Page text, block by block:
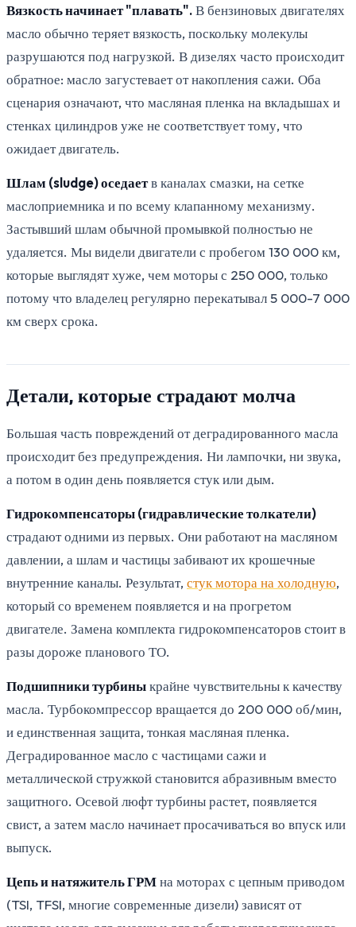
Вязкость начинает "плавать".В бензиновых двигателях
масло обычно теряет вязкость, поскольку молекулы
разрушаются под нагрузкой. В дизелях часто происходит
обратное: масло загустевает от накопления сажи. Оба
сценария означают, что масляная пленка на вкладышах и
стенках цилиндров уже не соответствует тому, что
ожидает двигатель.
Шлам (sludge) оседаетв каналах смазки, на сетке
маслоприемника и по всему клапанному механизму.
Застывший шлам обычной промывкой полностью не
удаляется. Мы видели двигатели с пробегом 130 000 км,
которые выглядят хуже, чем моторы с 250 000, только
потому что владелец регулярно перекатывал 5 000-7 000
км сверх срока.
Детали, которые страдают молча
Большая часть повреждений от деградированного масла
происходит без предупреждения. Ни лампочки, ни звука,
а потом в один день появляется стук или дым.
Гидрокомпенсаторы (гидравлические толкатели)
страдают одними из первых. Они работают на масляном
давлении, а шлам и частицы забивают их крошечные
внутренние каналы. Результат, стук мотора на холодную,
который со временем появляется и на прогретом
двигателе. Замена комплекта гидрокомпенсаторов стоит в
разы дороже планового ТО.
Подшипники турбиныкрайне чувствительны к качеству
масла. Турбокомпрессор вращается до 200 000 об/мин,
и единственная защита, тонкая масляная пленка.
Деградированное масло с частицами сажи и
металлической стружкой становится абразивным вместо
защитного. Осевой люфт турбины растет, появляется
свист, а затем масло начинает просачиваться во впуск или
выпуск.
Цепь и натяжитель ГРМна моторах с цепным приводом
(TSI, TFSI, многие современные дизели) зависят от